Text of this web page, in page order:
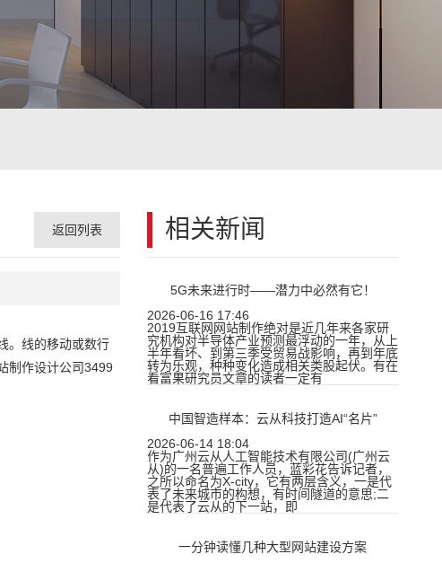
相关新闻
5G未来进行时——潜力中必然有它！
2026-06-16 17:46
2019互联网网站制作绝对是近几年来各家研
究机构对半导体产业预测最浮动的一年，从上
半年看坏、到第三季受贸易战影响，再到年底
转为乐观，种种变化造成相关类股起伏。有在
看富果研究员文章的读者一定有
中国智造样本：云从科技打造AI“名片”
2026-06-14 18:04
作为广州云从人工智能技术有限公司(广州云
从)的一名普遍工作人员，蓝彩花告诉记者，
之所以命名为X-city，它有两层含义，一是代
表了未来城市的构想，有时间隧道的意思;二
是代表了云从的下一站，即
一分钟读懂几种大型网站建设方案
返回列表
。线的移动或数行
制作设计公司3499